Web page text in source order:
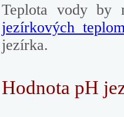
Teplota vody by
jezírkových
jezírka.
Hodnota pH